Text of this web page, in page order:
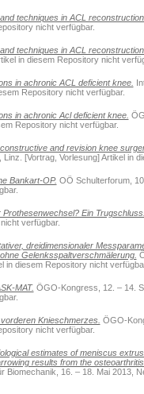
techniques in ACL reconstruction.
nicht verfügbar.
techniques in ACL reconstruction.
in diesem Repository nicht
in achronic ACL deficient knee.
Repository nicht verfügbar.
in achronic Acl deficient knee.
Repository nicht verfügbar.
and revision knee
[Vortrag, Vorlesung] Artikel in
Bankart-OP. OÖ Schulterforum,
Prothesenwechsel? Ein
verfügbar.
dreidimensionaler
Gelenksspaltverschmälerung.
in diesem Repository nicht
MAT. ÖGO-Kongress, 12. – 14.
Knieschmerzes. ÖGO-
nicht verfügbar.
estimates of meniscus
results from the osteoarthritis
16. – 18. Mai 2013,